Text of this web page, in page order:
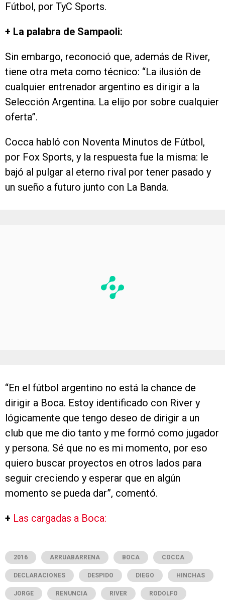
Fútbol, por TyC Sports.
+ La palabra de Sampaoli:
Sin embargo, reconoció que, además de River,
tiene otra meta como técnico: “La ilusión de
cualquier entrenador argentino es dirigir a la
Selección Argentina. La elijo por sobre cualquier
oferta”.
Cocca habló con Noventa Minutos de Fútbol,
por Fox Sports, y la respuesta fue la misma: le
bajó al pulgar al eterno rival por tener pasado y
un sueño a futuro junto con La Banda.
“En el fútbol argentino no está la chance de
dirigir a Boca. Estoy identificado con River y
lógicamente que tengo deseo de dirigir a un
club que me dio tanto y me formó como jugador
y persona. Sé que no es mi momento, por eso
quiero buscar proyectos en otros lados para
seguir creciendo y esperar que en algún
momento se pueda dar”, comentó.
+ Las cargadas a Boca:
2016 ARRUABARRENA BOCA COCCA
DECLARACIONES DESPIDO DIEGO HINCHAS
JORGE RENUNCIA RIVER RODOLFO